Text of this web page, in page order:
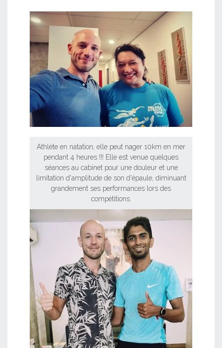
Athlète en natation, elle peut nager 10km en mer
pendant 4 heures !!! Elle est venue quelques
séances au cabinet pour une douleur et une
limitation d'amplitude de son d'épaule, diminuant
grandement ses performances lors des
compétitions.